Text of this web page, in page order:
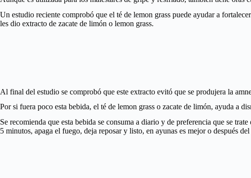
Un estudio reciente comprobó que el té de lemon grass puede ayudar a
les dio extracto de zacate de limón o lemon grass.
Al final del estudio se comprobó que este extracto evitó que se produjera la
Por si fuera poco esta bebida, el té de lemon grass o zacate de limón, ayuda a
Se recomienda que esta bebida se consuma a diario y de preferencia que se
5 minutos, apaga el fuego, deja reposar y listo, en ayunas es mejor o después